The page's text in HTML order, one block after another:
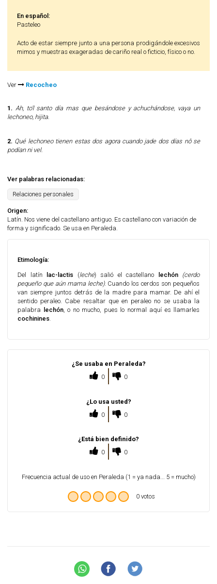
En español:
Pasteleo
Acto de estar siempre junto a una persona prodigándole excesivos
mimos y muestras exageradas de cariño real o ficticio, físico o no.
Ver Recocheo
1. Ah, to'l santo día mas que besándose y achuchándose, vaya un
lechoneo, hijita.
2. Qué lechoneo tienen estas dos agora cuando jade dos días nô se
podían ni vel.
Ver palabras relacionadas:
Relaciones personales
Origen:
Latín. Nos viene del castellano antiguo. Es castellano con variación de
forma y significado. Se usa en Peraleda.
Etimología:
Del latín lac-lactis (leche) salió el castellano lechón
(cerdo
pequeño que aún mama leche). Cuando los cerdos son pequeños
van siempre juntos detrás de la madre para mamar. De ahí el
sentido peraleo. Cabe resaltar que en peraleo no se usaba la
palabra
lechón, o no mucho, pues lo normal aquí es llamarles
cochinines.
¿Se usaba en Peraleda?
0
0
¿Lo usa usted?
0
0
¿Está bien definido?
0
0
Frecuencia actual de uso en Peraleda (1 = ya nada... 5 = mucho)
0 votos